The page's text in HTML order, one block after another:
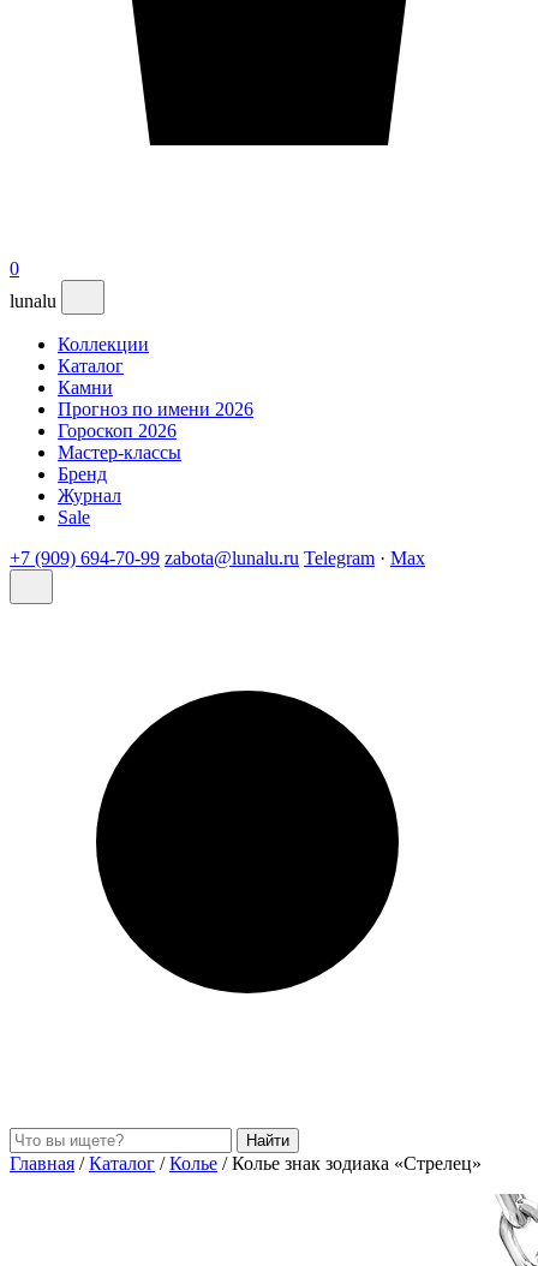
0
lunalu
Коллекции
Каталог
Камни
Прогноз по имени 2026
Гороскоп 2026
Мастер-классы
Бренд
Журнал
Sale
+7 (909) 694-70-99 zabota@lunalu.ru Telegram · Max
Найти
Главная / Каталог / Колье / Колье знак зодиака «Стрелец»